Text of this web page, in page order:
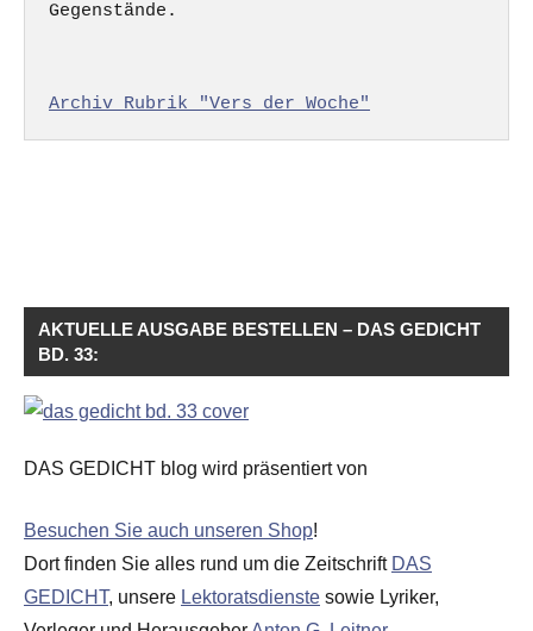
Gegenstände.
Archiv Rubrik "Vers der Woche"
AKTUELLE AUSGABE BESTELLEN – DAS GEDICHT
BD. 33:
DAS GEDICHT blog wird präsentiert von
Besuchen Sie auch unseren Shop!
Dort finden Sie alles rund um die Zeitschrift DAS
GEDICHT, unsere Lektoratsdienste sowie Lyriker,